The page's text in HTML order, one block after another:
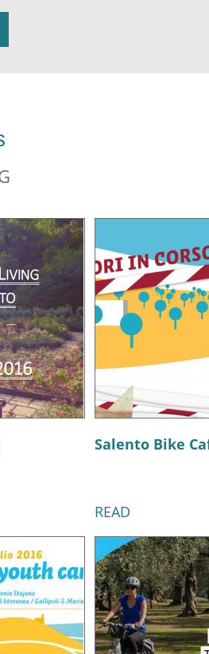
Salento Bike
READ